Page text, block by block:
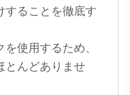
することを徹底す
使用するため、
とんどありませ